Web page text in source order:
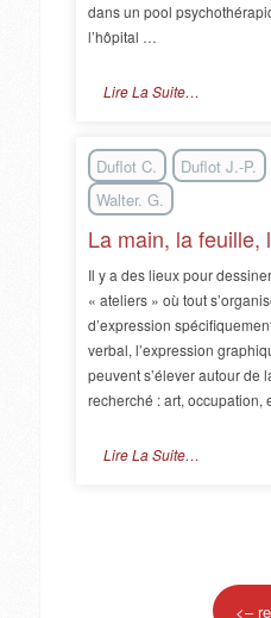
dans un pool
l’hôpital …
Lire La Suite…
Duflot C. Duflot J.-P.
Walter. G.
La main, la
Il y a des lieux pour
« ateliers » où tout
d’expression
verbal, l’expression
peuvent s’élever autour de
recherché : art,
Lire La Suite…
<–